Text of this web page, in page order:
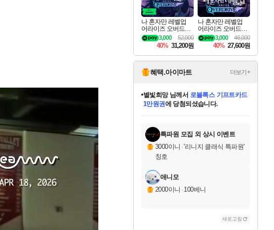
나 혼자만 레벨업
어라이즈 오버드라
이브 디럭스 에디션
Solo Leveling Arise
Overdrive Deluxe Edi
tion
52,000
3,000
40% 31,200원
나 혼자만 레벨업
어라이즈 오버드라
이브 Solo Leveling A
rise
46,000
3,000
40% 27,600원
혜택.아이마트 더보기+
교환.
당첨되셨습니다.
당첨되셨습니다.
당첨되셨습니다.
별빛희망님께서 로블록스 기프트카드
1만원권에 당첨되셨습니다.
당첨되셨습니다.
당첨되셨습니다.
당첨되셨습니다.
당첨되셨습니다.
에디션 (스팀코드)를 교환.
당첨되셨습니다.
특파원 모집 외 상시 이벤트
3000이니 ·'리니지 클래식 특파원'
칭호
애니모
2000이니 · 100베니
새로고침